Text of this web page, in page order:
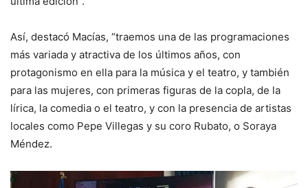
Así, destacó Macías, “traemos una de las programaciones
más variada y atractiva de los últimos años, con
protagonismo en ella para la música y el teatro, y también
para las mujeres, con primeras figuras de la copla, de la
lírica, la comedia o el teatro, y con la presencia de artistas
locales como Pepe Villegas y su coro Rubato, o Soraya
Méndez.